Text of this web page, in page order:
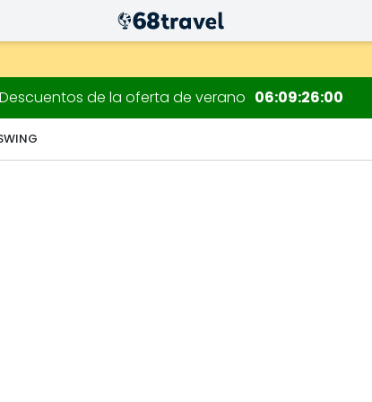
Descuentos de la oferta de verano 06 09 25 59